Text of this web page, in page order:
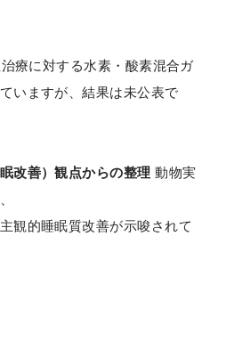
療に対する水素・酸素混合ガ
いますが、結果は未公表で
改善）観点からの整理 動物実
観的睡眠質改善が示唆されて